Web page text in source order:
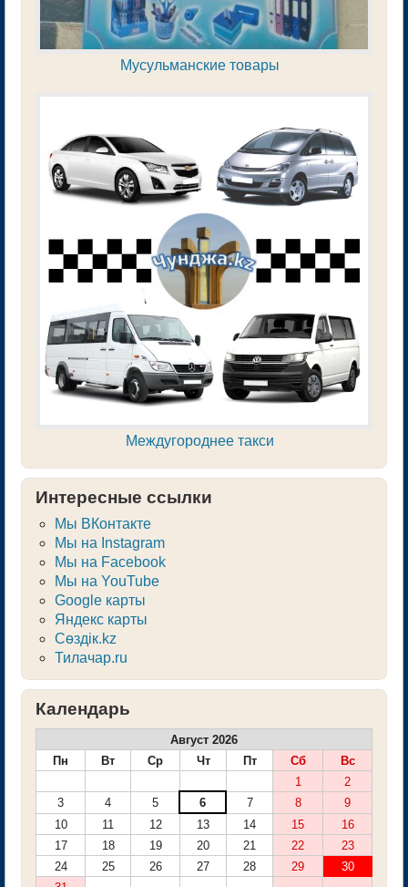
Мусульманские товары
Междугороднее такси
Интересные ссылки
Мы ВКонтакте
Мы на Instagram
Мы на Facebook
Мы на YouTube
Google карты
Яндекс карты
Сөздік.kz
Тилачар.ru
Календарь
Август 2026
Пн
Вт Ср Чт Пт Сб
Вс
1
2
3
4 5 6 7 8
9
10
11 12 13 14 15
16
17
18 19 20 21 22
23
24
25 26 27 28 29
30